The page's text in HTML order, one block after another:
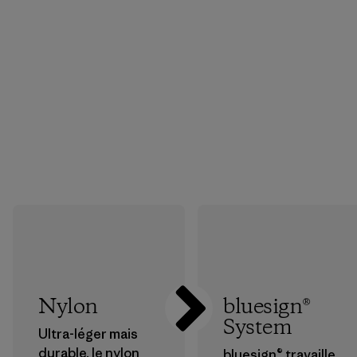
Nylon
Ultra-léger mais
durable, le nylon
bluesign®
System